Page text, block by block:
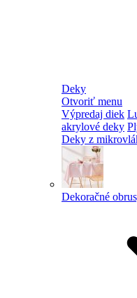
Deky
Otvoriť menu
Výpredaj diek
akrylové deky
Deky z
Dekoračné